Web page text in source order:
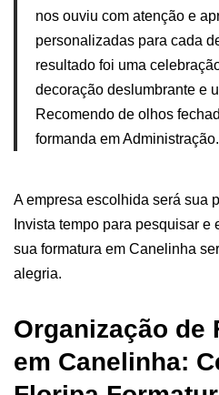
nos ouviu com atenção e
personalizadas para cada
resultado foi uma
decoração deslumbrante e
Recomendo de olhos
formanda em Administração.
A empresa escolhida será sua
Invista tempo para pesquisar e
sua formatura em Canelinha
alegria.
Organização de
em Canelinha: